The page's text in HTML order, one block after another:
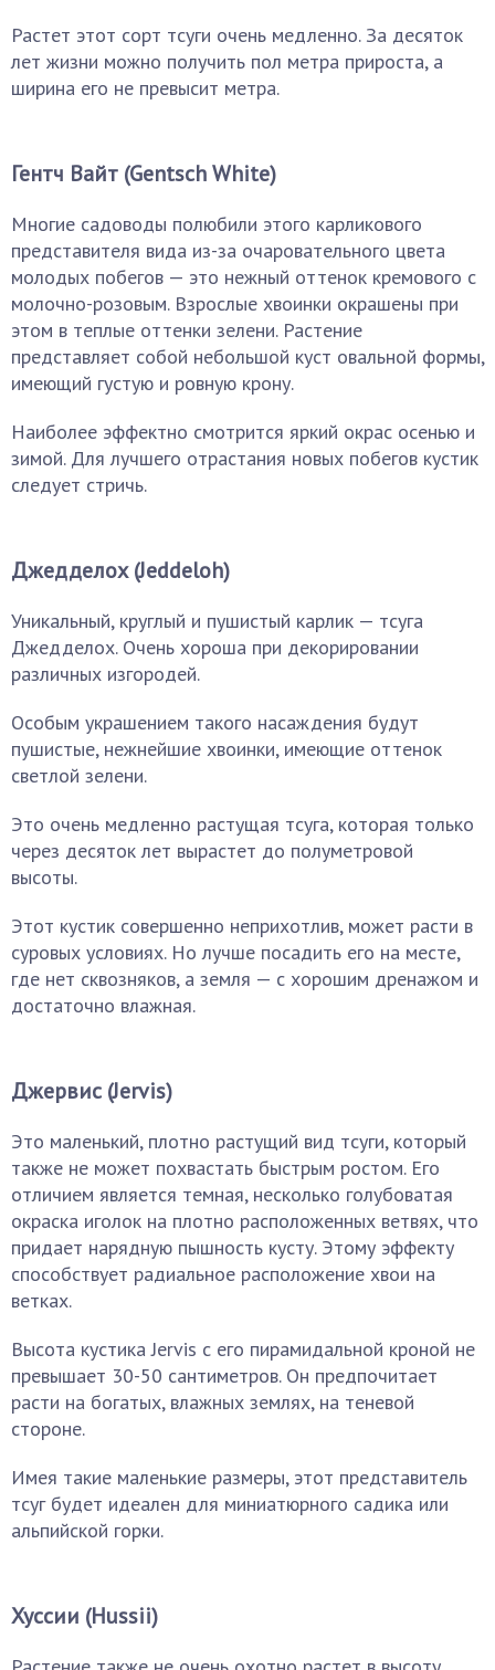
Растет этот сорт тсуги очень медленно. За десяток
лет жизни можно получить пол метра прироста, а
ширина его не превысит метра.
Гентч Вайт (Gentsch White)
Многие садоводы полюбили этого карликового
представителя вида из-за очаровательного цвета
молодых побегов — это нежный оттенок кремового с
молочно-розовым. Взрослые хвоинки окрашены при
этом в теплые оттенки зелени. Растение
представляет собой небольшой куст овальной формы,
имеющий густую и ровную крону.
Наиболее эффектно смотрится яркий окрас осенью и
зимой. Для лучшего отрастания новых побегов кустик
следует стричь.
Джедделох (Jeddeloh)
Уникальный, круглый и пушистый карлик — тсуга
Джедделох. Очень хороша при декорировании
различных изгородей.
Особым украшением такого насаждения будут
пушистые, нежнейшие хвоинки, имеющие оттенок
светлой зелени.
Это очень медленно растущая тсуга, которая только
через десяток лет вырастет до полуметровой
высоты.
Этот кустик совершенно неприхотлив, может расти в
суровых условиях. Но лучше посадить его на месте,
где нет сквозняков, а земля — с хорошим дренажом и
достаточно влажная.
Джервис (Jervis)
Это маленький, плотно растущий вид тсуги, который
также не может похвастать быстрым ростом. Его
отличием является темная, несколько голубоватая
окраска иголок на плотно расположенных ветвях, что
придает нарядную пышность кусту. Этому эффекту
способствует радиальное расположение хвои на
ветках.
Высота кустика Jervis с его пирамидальной кроной не
превышает 30-50 сантиметров. Он предпочитает
расти на богатых, влажных землях, на теневой
стороне.
Имея такие маленькие размеры, этот представитель
тсуг будет идеален для миниатюрного садика или
альпийской горки.
Хуссии (Hussii)